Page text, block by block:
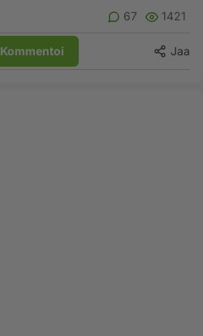
67 1421
Kommentoi Jaa